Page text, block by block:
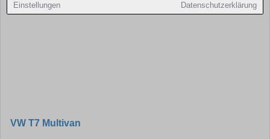
Einstellungen Datenschutzerklärung
VW T7 Multivan